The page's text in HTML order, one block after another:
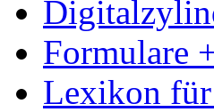
Formulare
Lexikon